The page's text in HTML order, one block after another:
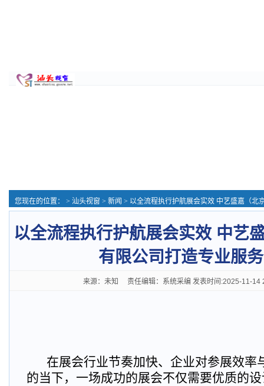
您现在的位置： > 汕头视窗 > 新闻 > 以全流程执行护航展会实效 中艺盛嘉（北京）展示有限
以全流程执行护航展会实效 中艺
有限公司打造专业服
来源：未知 责任编辑：系统采编 发表时间:2025-11-
在展会行业节奏加快、企业对参展效率
的当下，一场成功的展会不仅需要优质的